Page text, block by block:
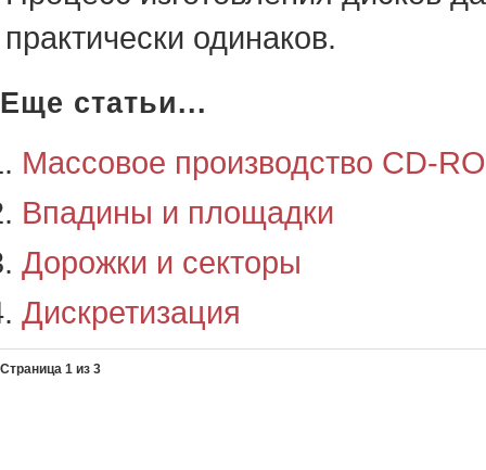
практически одинаков.
Еще статьи...
Массовое производство CD-
Впадины и площадки
Дорожки и секторы
Дискретизация
Страница 1 из 3